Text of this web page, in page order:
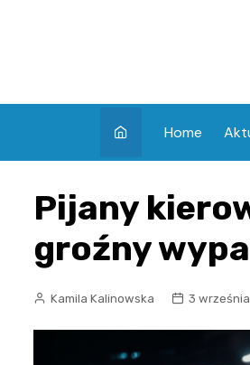
Home
Pijany
groźny
Kamila Kalinowska 3